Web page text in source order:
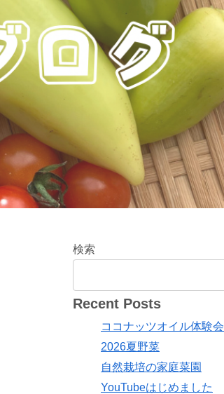
検索
Recent Posts
ココナッツオイル体験会
2026夏野菜
自然栽培の家庭菜園
YouTubeはじめました